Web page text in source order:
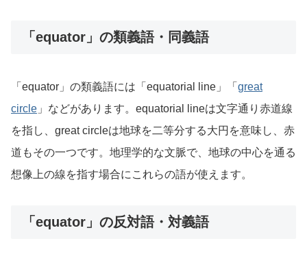
「equator」の類義語・同義語
「equator」の類義語には「equatorial line」「 great
circle 」などがあります。equatorial lineは文字通り赤道線
を指し、great circleは地球を二等分する大円を意味し、赤
道もその一つです。地理学的な文脈で、地球の中心を通る
想像上の線を指す場合にこれらの語が使えます。
「equator」の反対語・対義語